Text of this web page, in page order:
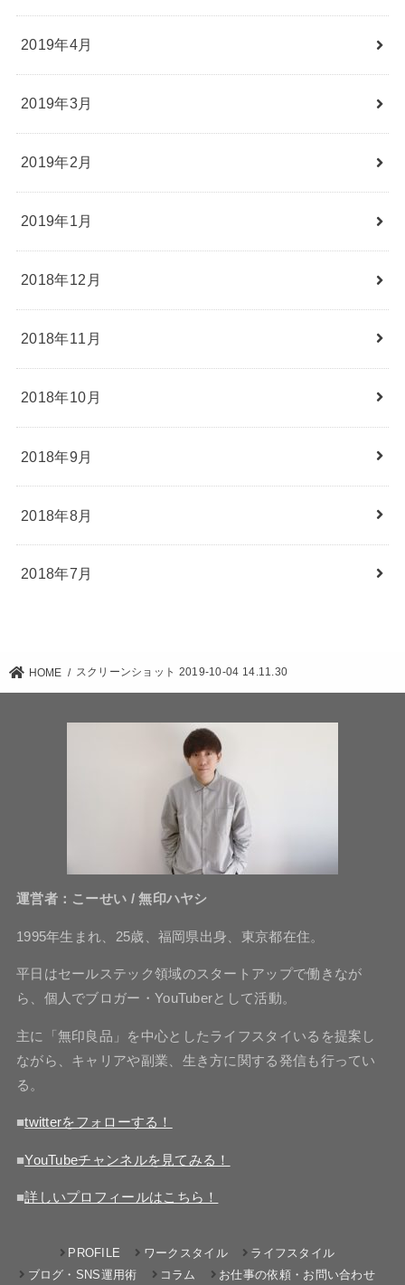
2019年4月
2019年3月
2019年2月
2019年1月
2018年12月
2018年11月
2018年10月
2018年9月
2018年8月
2018年7月
HOME スクリーンショット 2019-10-04 14.11.30
運営者：こーせい / 無印ハヤシ
1995年生まれ、25歳、福岡県出身、東京都在住。
平日はセールステック領域のスタートアップで働きなが
ら、個人でブロガー・YouTuberとして活動。
主に「無印良品」を中心としたライフスタイいるを提案し
ながら、キャリアや副業、生き方に関する発信も行ってい
る。
■twitterをフォローする！
■YouTubeチャンネルを見てみる！
■詳しいプロフィールはこちら！
PROFILE ワークスタイル
ライフスタイル
ブログ・SNS運用術
コラム お仕事の依頼・お問い合わせ